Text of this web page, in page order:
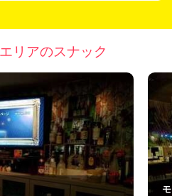
リアのスナック